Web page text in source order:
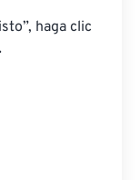
haga clic